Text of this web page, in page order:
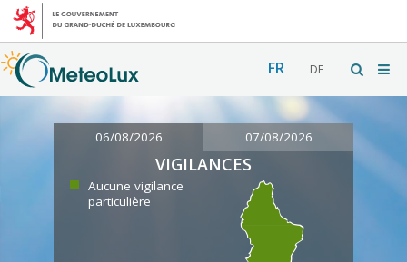
FR DE
06/08/2026 07/08/2026
VIGILANCES
Aucune vigilance
particulière